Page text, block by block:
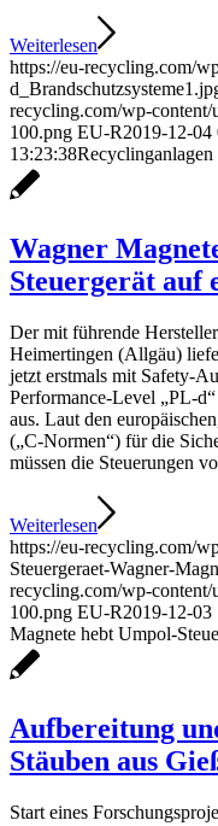
Weiterlesen
https://eu-recycling.com/
recycling.com/wp-
100.png EU-R2019-12-04
13:23:38Recyclinganlagen
Wagner
Steuergerät auf
Der mit führende
Heimertingen (Allgäu)
jetzt erstmals mit Safety-
Performance-Level „PL-
aus. Laut den
(„C-Normen“) für die
müssen die Steuerungen
Weiterlesen
https://eu-recycling.com/
Steuergeraet-Wagner-
recycling.com/wp-
100.png EU-R2019-12-03
Magnete hebt Umpol-
Aufbereitung
Stäuben aus
Start eines